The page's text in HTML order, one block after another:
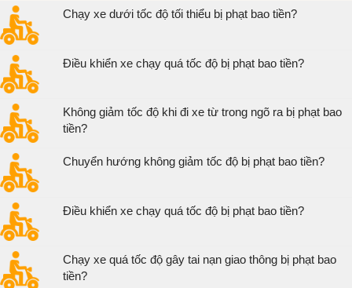
Chạy xe dưới tốc độ tối thiểu bị phạt bao tiền?
Điều khiển xe chạy quá tốc độ bị phạt bao tiền?
Không giảm tốc độ khi đi xe từ trong ngõ ra bị phạt bao
tiền?
Chuyển hướng không giảm tốc độ bị phạt bao tiền?
Điều khiển xe chạy quá tốc độ bị phạt bao tiền?
Chạy xe quá tốc độ gây tai nạn giao thông bị phạt bao
tiền?